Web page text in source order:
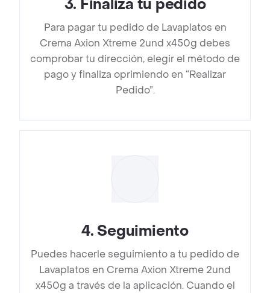
3. Finaliza tu pedido
Para pagar tu pedido de Lavaplatos en
Crema Axion Xtreme 2und x450g debes
comprobar tu dirección, elegir el método de
pago y finaliza oprimiendo en “Realizar
Pedido”.
4. Seguimiento
Puedes hacerle seguimiento a tu pedido de
Lavaplatos en Crema Axion Xtreme 2und
x450g a través de la aplicación. Cuando el